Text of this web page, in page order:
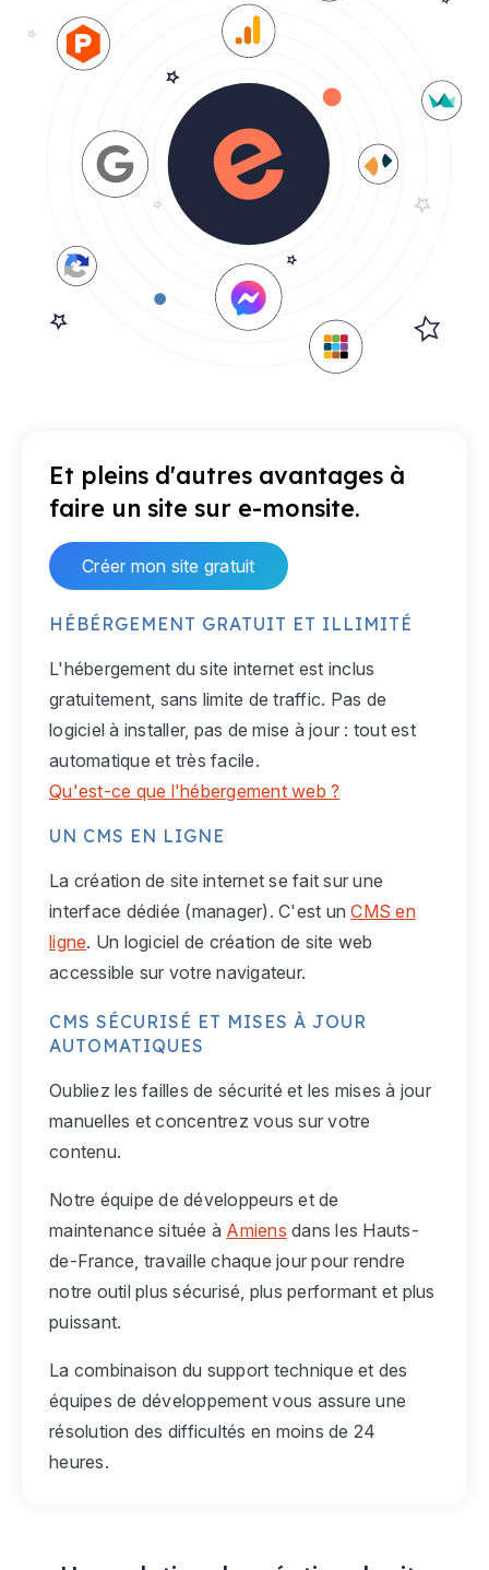
Et pleins d'autres avantages à
faire un site sur e-monsite.
Créer mon site gratuit
HÉBÉRGEMENT GRATUIT ET ILLIMITÉ
L'hébergement du site internet est inclus
gratuitement, sans limite de traffic. Pas de
logiciel à installer, pas de mise à jour : tout est
automatique et très facile.
Qu'est-ce que l'hébergement web ?
UN CMS EN LIGNE
La création de site internet se fait sur une
interface dédiée (manager). C'est unCMS en
ligne. Un logiciel de création de site web
accessible sur votre navigateur.
CMS SÉCURISÉ ET MISES À JOUR
AUTOMATIQUES
Oubliez les failles de sécurité et les mises à jour
manuelles et concentrez vous sur votre
contenu.
Notre équipe de développeurs et de
maintenance située à Amiens dans les Hauts-
de-France, travaille chaque jour pour rendre
notre outil plus sécurisé, plus performant et plus
puissant.
La combinaison du support technique et des
équipes de développement vous assure une
résolution des difficultés en moins de 24
heures.